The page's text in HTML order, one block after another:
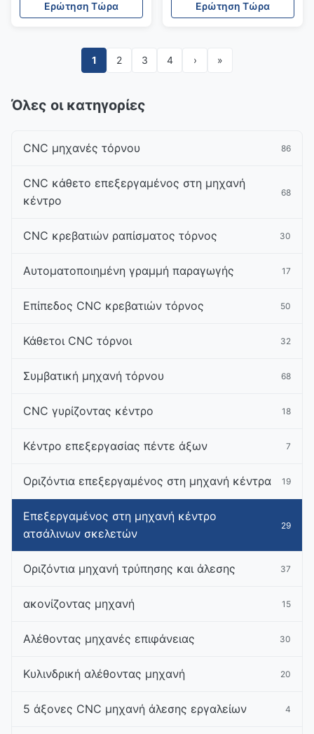
Machine (Μεγάλη
Ερώτηση Τώρα
Boring And Milling
Ερώτηση Τώρα
1 2 3 4 › »
Όλες οι κατηγορίες
CNC μηχανές τόρνου 86
CNC κάθετο επεξεργαμένος στη μηχανή
κέντρο
68
CNC κρεβατιών ραπίσματος τόρνος 30
Αυτοματοποιημένη γραμμή παραγωγής 17
Επίπεδος CNC κρεβατιών τόρνος 50
Κάθετοι CNC τόρνοι 32
Συμβατική μηχανή τόρνου 68
CNC γυρίζοντας κέντρο 18
Κέντρο επεξεργασίας πέντε άξων 7
Οριζόντια επεξεργαμένος στη μηχανή κέντρα 19
Επεξεργαμένος στη μηχανή κέντρο
ατσάλινων σκελετών
29
Οριζόντια μηχανή τρύπησης και άλεσης 37
ακονίζοντας μηχανή 15
Αλέθοντας μηχανές επιφάνειας 30
Κυλινδρική αλέθοντας μηχανή 20
5 άξονες CNC μηχανή άλεσης εργαλείων 4